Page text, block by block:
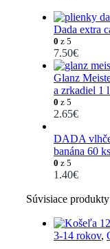
Dada extra
0 z 5
7.50€
Glanz
a zrkadiel 1
0 z 5
2.65€
DADA
banána 60 ks
0 z 5
1.40€
Súvisiace produkty
3-14 rokov,